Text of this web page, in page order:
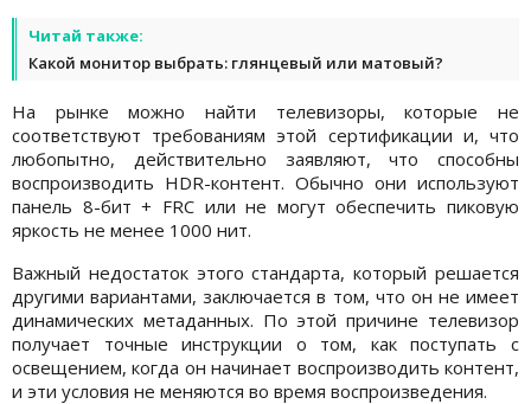
Читай также:
Какой монитор выбрать: глянцевый или матовый?
На рынке можно найти телевизоры, которые не
соответствуют требованиям этой сертификации и, что
любопытно, действительно заявляют, что способны
воспроизводить HDR-контент. Обычно они используют
панель 8-бит + FRC или не могут обеспечить пиковую
яркость не менее 1000 нит.
Важный недостаток этого стандарта, который решается
другими вариантами, заключается в том, что он не имеет
динамических метаданных. По этой причине телевизор
получает точные инструкции о том, как поступать с
освещением, когда он начинает воспроизводить контент,
и эти условия не меняются во время воспроизведения.